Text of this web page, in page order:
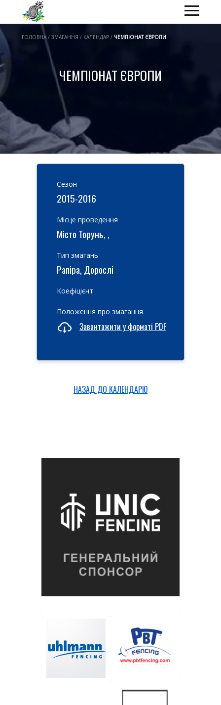
ГОЛОВНА / ЗМАГАННЯ / КАЛЕНДАР / ЧЕМПІОНАТ ЄВРОПИ
ЧЕМПІОНАТ ЄВРОПИ
Cезон
2015-2016
Місце проведення
Місто Торунь, ,
Тип змагань
Рапіра, Дорослі
Коефіцієнт
Положення про змагання
Завантажити у форматі PDF
НАЗАД ДО КАЛЕНДАРЮ